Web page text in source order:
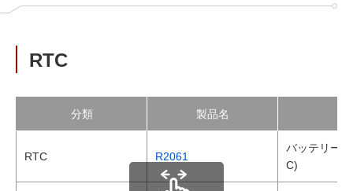
RTC
分類 製品名
RTC R2061
バッテリー
C)